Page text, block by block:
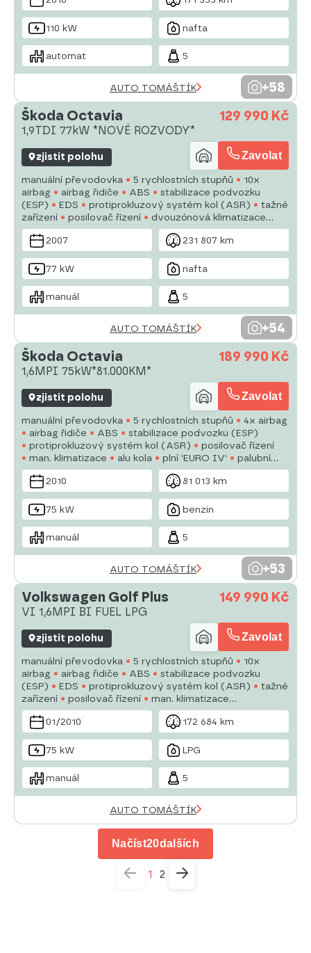
posilovač řízení
110 kW nafta
automat 5
AUTO TOMÁŠTÍK
+58
Škoda Octavia
1,9TDI 77kW *NOVÉ ROZVODY*
129 990 Kč
zjistit polohu Zavolat
manuální převodovka 5 rychlostních stupňů
10x
airbag
airbag řidiče ABS
stabilizace podvozku
(ESP)
EDS protiprokluzový systém kol (ASR)
tažné
zařízení
posilovač řízení
dvouzónová klimatizace
tempomat
alu kola plní 'EURO IV'
palubní počítač
2007
231 807 km
77 kW nafta
manuál 5
AUTO TOMÁŠTÍK
+54
Škoda Octavia
1,6MPI 75kW*81.000KM*
189 990 Kč
zjistit polohu Zavolat
manuální převodovka 5 rychlostních stupňů
4x airbag
airbag řidiče
ABS
stabilizace podvozku (ESP)
protiprokluzový systém kol (ASR)
posilovač řízení
man. klimatizace
alu kola plní 'EURO IV'
palubní
počítač
parkovací senzory zadní
parkovací asistent
nastavitelný volant
2010 81 013 km
75 kW benzin
manuál 5
AUTO TOMÁŠTÍK
+53
Volkswagen Golf Plus
VI 1,6MPI BI FUEL LPG
149 990 Kč
zjistit polohu Zavolat
manuální převodovka 5 rychlostních stupňů
10x
airbag
airbag řidiče ABS
stabilizace podvozku
(ESP)
EDS protiprokluzový systém kol (ASR)
tažné
zařízení
posilovač řízení
man. klimatizace
tempomat
denní svícení plní 'EURO IV'
palubní
počítač01/2010 172 684 km
75 kW LPG
manuál 5
AUTO TOMÁŠTÍK
Načíst20dalších
1 2